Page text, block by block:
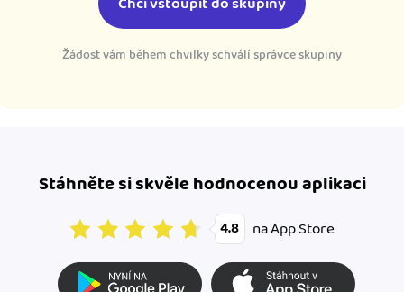
Žádost vám během chvilky schválí správce skupiny
Stáhněte si skvěle hodnocenou aplikaci
4.8 na App Store